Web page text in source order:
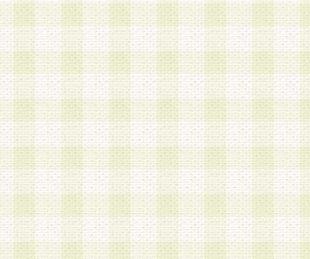
3.前項の定めに拘わらず、当社は、以下の目的に
意を 得ることなく、会員個人を識別できる情報
づき選定した委託業者に対して当社の責任におい
できるものとします。な お、当社は、当該委託
契約を締結しこれを遵守させるとともに、本規約
の注意をもって当該情報を使用させるものとし ま
a.本サービスに係る謝礼、景品、調査サンプル品
b.会員からの電話、メール等の問い合わせなどへ
c.モバイルリサーチ、またはグループ形式による
実施もしくは運営
d.その他これらに付随する業務
4.会員は、住所、電話番号その他の登録情報につ
合は、速やかに当社所定の変更手続きを行うもの